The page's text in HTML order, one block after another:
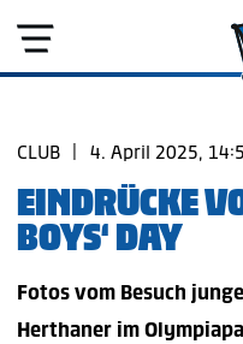
CLUB 4. April 2025,
EINDRÜCKE
BOYS‘ DAY
Fotos vom Besuch
Herthaner im